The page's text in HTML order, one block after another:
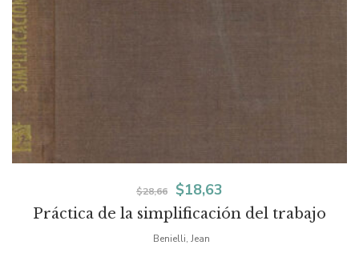
Práctica de la simplificación del trabajo
$28,66
El
precio
original
$18,63
precio
Benielli, Jean